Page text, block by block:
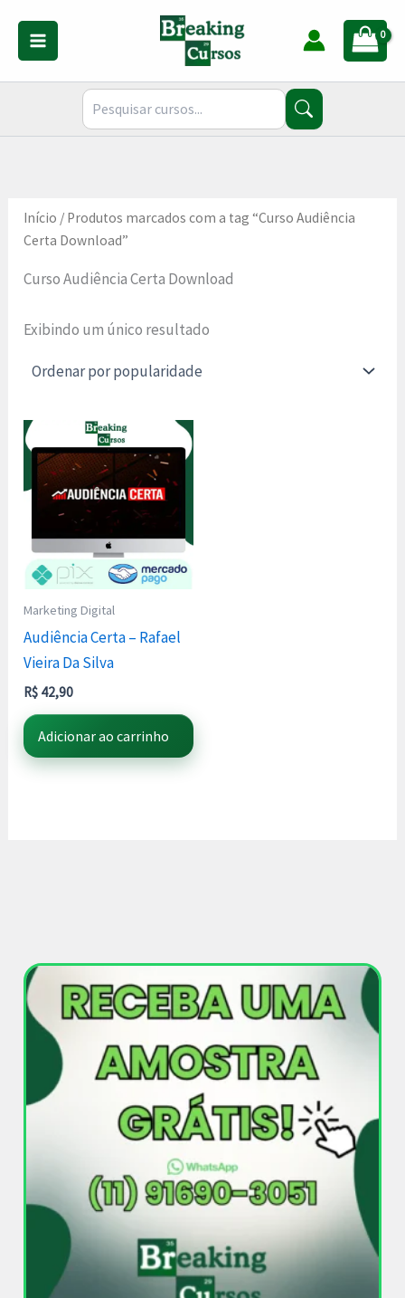
conteúdo
Início / Produtos marcados com a tag “Curso Audiência
Certa Download”
Curso Audiência Certa Download
Exibindo um único resultado
Marketing Digital
Audiência Certa – Rafael
Vieira Da Silva
R$ 42,90
Adicionar ao carrinho